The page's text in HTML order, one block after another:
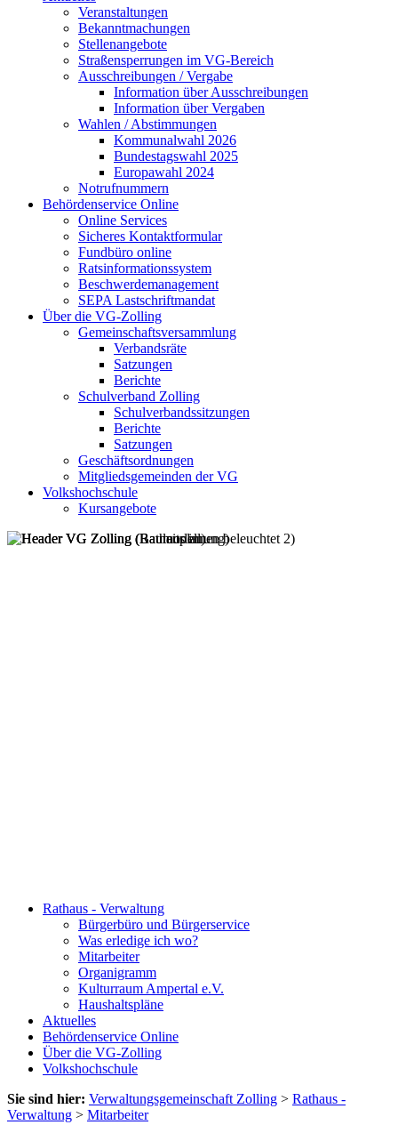
Veranstaltungen
Bekanntmachungen
Stellenangebote
Straßensperrungen im VG-Bereich
Ausschreibungen / Vergabe
Information über Ausschreibungen
Information über Vergaben
Wahlen / Abstimmungen
Kommunalwahl 2026
Bundestagswahl 2025
Europawahl 2024
Notrufnummern
Behördenservice Online
Online Services
Sicheres Kontaktformular
Fundbüro online
Ratsinformationssystem
Beschwerdemanagement
SEPA Lastschriftmandat
Über die VG-Zolling
Gemeinschaftsversammlung
Verbandsräte
Satzungen
Berichte
Schulverband Zolling
Schulverbandssitzungen
Berichte
Satzungen
Geschäftsordnungen
Mitgliedsgemeinden der VG
Volkshochschule
Kursangebote
Rathaus - Verwaltung
Bürgerbüro und Bürgerservice
Was erledige ich wo?
Mitarbeiter
Organigramm
Kulturraum Ampertal e.V.
Haushaltspläne
Aktuelles
Behördenservice Online
Über die VG-Zolling
Volkshochschule
Sie sind hier: Verwaltungsgemeinschaft Zolling > Rathaus -
Verwaltung > Mitarbeiter